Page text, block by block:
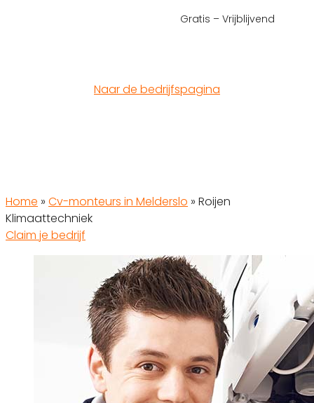
Gratis – Vrijblijvend
Naar de bedrijfspagina
Home » Cv-monteurs in Melderslo » Roijen
Klimaattechniek
Claim je bedrijf